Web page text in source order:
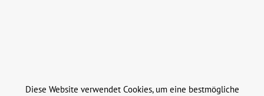
Diese Website verwendet Cookies, um eine bestmögliche